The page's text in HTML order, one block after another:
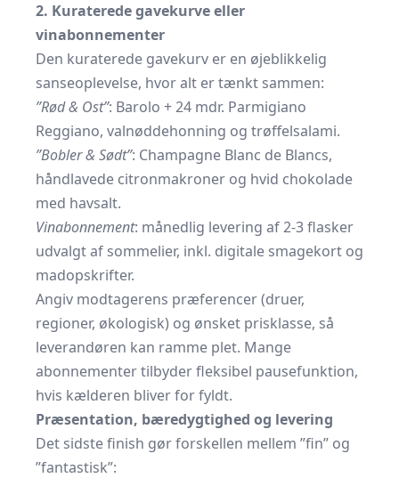
2. Kuraterede gavekurve eller
vinabonnementer
Den kuraterede gavekurv er en øjeblikkelig
sanseoplevelse, hvor alt er tænkt sammen:
”Rød & Ost”: Barolo + 24 mdr. Parmigiano
Reggiano, valnøddehonning og trøffelsalami.
”Bobler & Sødt”: Champagne Blanc de Blancs,
håndlavede citron­makroner og hvid chokolade
med havsalt.
Vinabonnement: månedlig levering af 2-3 flasker
udvalgt af sommelier, inkl. digitale smagekort og
madopskrifter.
Angiv modtagerens præferencer (druer,
regioner, økologisk) og ønsket prisklasse, så
leverandøren kan ramme plet. Mange
abonnementer tilbyder fleksibel pausefunktion,
hvis kælderen bliver for fyldt.
Præsentation, bæredygtighed og levering
Det sidste finish gør forskellen mellem ”fin” og
”fantastisk”: